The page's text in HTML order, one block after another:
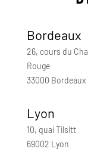
Bordeaux
26, cours du
Rouge
33000 Bordeaux
Lyon
10, quai Tilsitt
69002 Lyon